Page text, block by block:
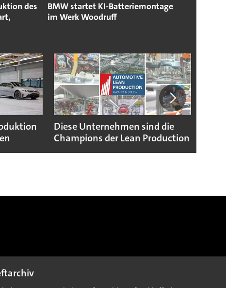
des
BMW startet KI-Batteriemontage
im Werk Woodruff
Diese Unternehmen sind die
Champions der Lean Production